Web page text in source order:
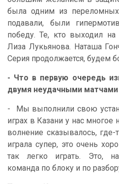
была одним из
подавали, были
победу. Те, кто выходил на
Лиза Лукьянова. Наташа
Серия продолжается, будем
- Что в первую очередь
двумя неудачными матчами
- Мы выполнили свою
играх в Казани у нас многое
волнение сказывалось,
играла супер, это очень
так легко играть. Это,
команда по блоку и по